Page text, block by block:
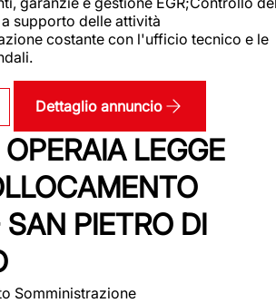
supporto delle attività
costante con l'ufficio tecnico e le
Dettaglio annuncio
LEGGE
PIETRO DI
Somministrazione